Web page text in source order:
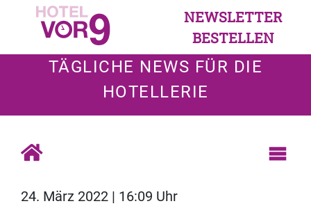
NEWSLETTER
BESTELLEN
TÄGLICHE NEWS FÜR DIE
HOTELLERIE
24. März 2022 | 16:09 Uhr